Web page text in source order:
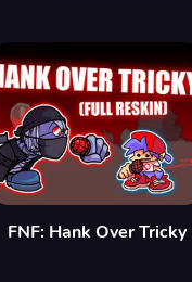
FNF: Hank Over Tricky